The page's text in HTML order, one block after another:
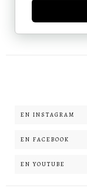
EN INSTAGRAM
EN FACEBOOK
EN YOUTUBE